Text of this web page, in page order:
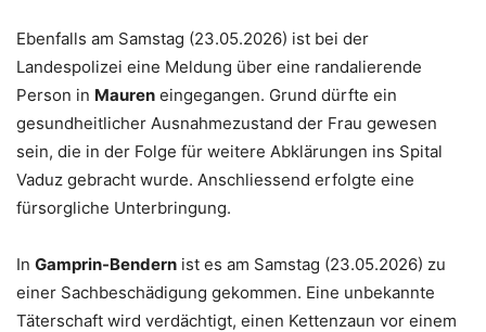
Ebenfalls am Samstag (23.05.2026) ist bei der
Landespolizei eine Meldung über eine randalierende
Person in Mauren eingegangen. Grund dürfte ein
gesundheitlicher Ausnahmezustand der Frau gewesen
sein, die in der Folge für weitere Abklärungen ins Spital
Vaduz gebracht wurde. Anschliessend erfolgte eine
fürsorgliche Unterbringung.
In Gamprin-Bendern ist es am Samstag (23.05.2026) zu
einer Sachbeschädigung gekommen. Eine unbekannte
Täterschaft wird verdächtigt, einen Kettenzaun vor einem